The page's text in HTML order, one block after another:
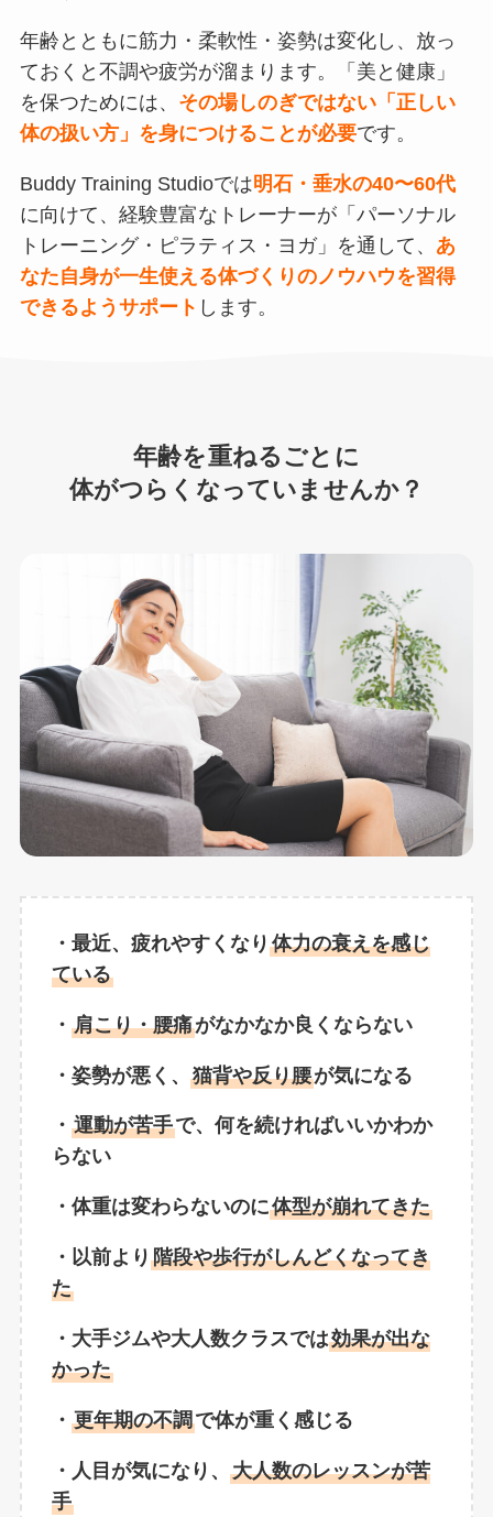
年齢とともに筋力・柔軟性・姿勢は変化し、放っ
ておくと不調や疲労が溜まります。「美と健康」
を保つためには、 その場しのぎではない「正しい
体の扱い方」を身につけることが必要です。
Buddy Training Studioでは明石・垂水の40〜60代
に向けて、経験豊富なトレーナーが「パーソナル
トレーニング・ピラティス・ヨガ」を通して、 あ
なた自身が一生使える体づくりのノウハウを習得
できるようサポート します。
年齢を重ねるごとに
体がつらくなっていませんか？
・最近、疲れやすくなり 体力の衰えを感じ
ている
・ 肩こり・腰痛がなかなか良くならない
・姿勢が悪く、 猫背や反り腰が気になる
・ 運動が苦手で、何を続ければいいかわか
らない
・体重は変わらないのに体型が崩れてきた
・ 以前より 階段や歩行がしんどくなってき
た
・大手ジムや大人数クラスでは効果が出な
かった
・ 更年期の不調で体が重く感じる
・人目が気になり、 大人数のレッスンが苦
手